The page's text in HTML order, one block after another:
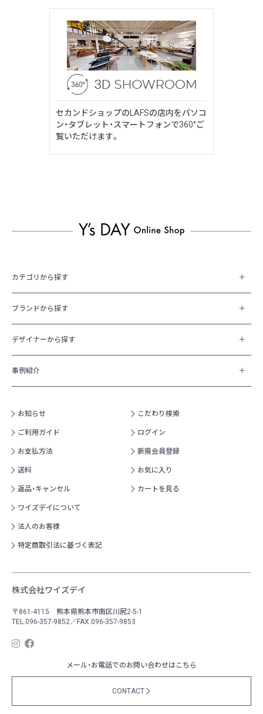
セカンドショップのLAFSの店内をパソコ
ン・タブレット・スマートフォンで360°ご
覧いただけます。
カテゴリから探す
ブランドから探す
デザイナーから探す
事例紹介
お知らせ
ご利用ガイド
お支払方法
送料
返品・キャンセル
ワイズデイについて
法人のお客様
特定商取引法に基づく表記
こだわり検索
ログイン
新規会員登録
お気に入り
カートを見る
株式会社ワイズデイ
〒861-4115 熊本県熊本市南区川尻2-5-1
TEL.096-357-9852／FAX.096-357-9853
メール・お電話でのお問い合わせはこちら
CONTACT